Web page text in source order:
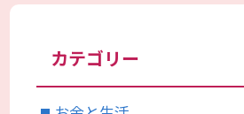
カテゴリー